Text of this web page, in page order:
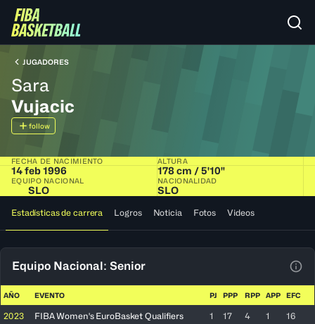
JUGADORES
Sara
Vujacic
follow
FECHA DE NACIMIENTO
14 feb 1996
ALTURA
178 cm / 5'10"
EQUIPO NACIONAL
SLO
NACIONALIDAD
SLO
Estadísticas de carrera Logros Noticia Fotos Videos
Equipo Nacional: Senior
AÑO EVENTO PJ PPP RPP APP EFC
2023 FIBA Women's EuroBasket Qualifiers 1 17 4 1 16